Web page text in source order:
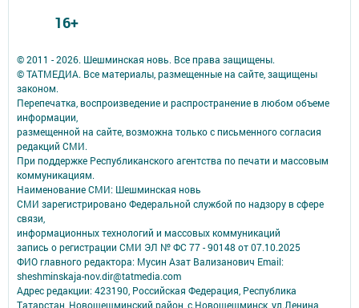
© 2011 - 2026. Шешминская новь. Все права защищены.
© ТАТМЕДИА. Все материалы, размещенные на сайте, защищены
законом.
Перепечатка, воспроизведение и распространение в любом объеме
информации,
размещенной на сайте, возможна только с письменного согласия
редакций СМИ.
При поддержке Республиканского агентства по печати и массовым
коммуникациям.
Наименование СМИ: Шешминская новь
СМИ зарегистрировано Федеральной службой по надзору в сфере
связи,
информационных технологий и массовых коммуникаций
запись о регистрации СМИ ЭЛ № ФС 77 - 90148 от 07.10.2025
ФИО главного редактора: Мусин Азат Вализанович Email:
sheshminskaja-nov.dir@tatmedia.com
Адрес редакции: 423190, Российская Федерация, Республика
Татарстан, Новошешминский район, с.Новошешминск, ул.Ленина,
16+